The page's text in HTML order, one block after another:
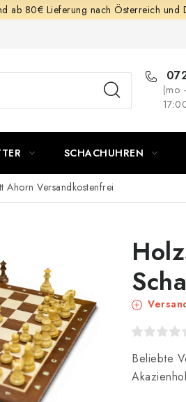
ab 80€ Lieferung nach Österreich und
(mo
SCHACHUHREN
Ahorn Versandkostenfrei
Beliebte